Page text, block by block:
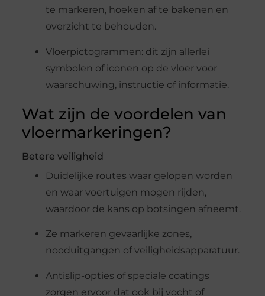
te markeren, hoeken af te bakenen en
overzicht te behouden.
Vloerpictogrammen: dit zijn allerlei
symbolen of iconen op de vloer voor
waarschuwing, instructie of informatie.
Wat zijn de voordelen van
vloermarkeringen?
Betere veiligheid
Duidelijke routes waar gelopen worden
en waar voertuigen mogen rijden,
waardoor de kans op botsingen afneemt.
Ze markeren gevaarlijke zones,
nooduitgangen of veiligheidsapparatuur.
Antislip-opties of speciale coatings
zorgen ervoor dat ook bij vocht of